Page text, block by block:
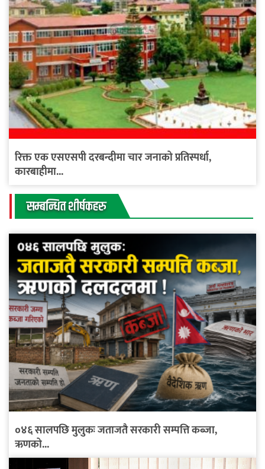
रिक्त एक एसएसपी दरबन्दीमा चार जनाको प्रतिस्पर्धा,
कारबाहीमा...
सम्बन्धित शीर्षकहरु
०४६ सालपछि मुलुकः जताजतै सरकारी सम्पत्ति कब्जा,
ऋणको...